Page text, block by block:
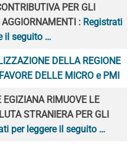
PER GLI
: Registrati
il seguito …
DELLA REGIONE
DELLE MICRO e PMI
RIMUOVE LE
STRANIERA PER GLI
per leggere il seguito …